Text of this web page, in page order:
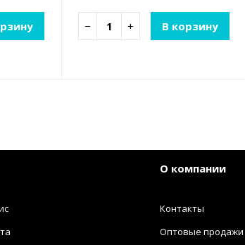
− + В корзину
О компании
Контакты
Оптовые продажи